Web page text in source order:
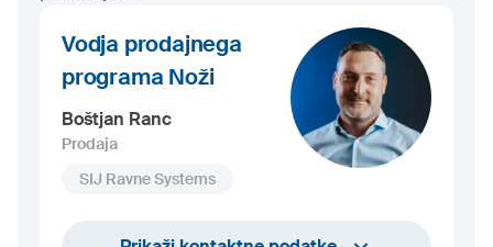
Vodja prodajnega
programa Noži
Boštjan Ranc
Prodaja
SIJ Ravne Systems